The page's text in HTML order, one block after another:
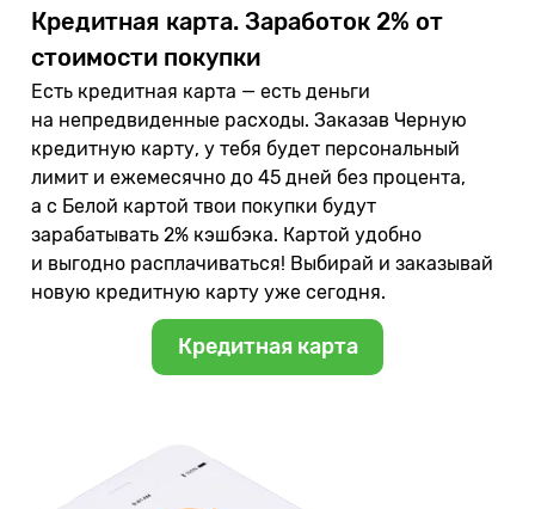
Кредитная карта. Заработок 2% от
стоимости покупки
Есть кредитная карта — есть деньги
на непредвиденные расходы. Заказав Черную
кредитную карту, у тебя будет персональный
лимит и ежемесячно до 45 дней без процента,
а с Белой картой твои покупки будут
зарабатывать 2% кэшбэка. Картой удобно
и выгодно расплачиваться! Выбирай и заказывай
новую кредитную карту уже сегодня.
Кредитная карта